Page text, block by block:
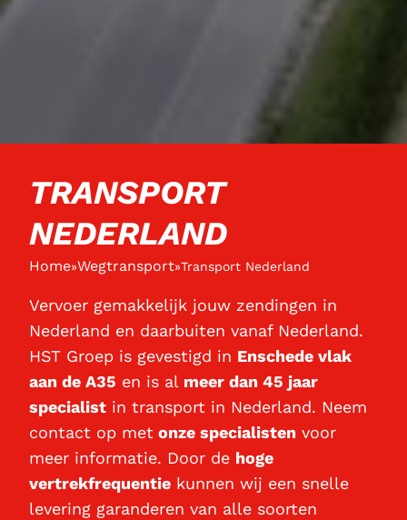
TRANSPORT
NEDERLAND
Home»Wegtransport»Transport Nederland
Vervoer gemakkelijk jouw zendingen in
Nederland en daarbuiten vanaf Nederland.
HST Groep is gevestigd in Enschede vlak
aan de A35 en is al meer dan 45 jaar
specialist in transport in Nederland. Neem
contact op met onze specialisten voor
meer informatie. Door de hoge
vertrekfrequentie kunnen wij een snelle
levering garanderen van alle soorten